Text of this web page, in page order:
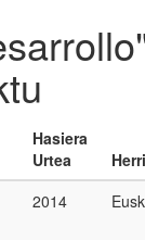
Hasiera
Urtea
2014